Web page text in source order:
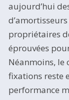
aujourd’hui
propriétaires
éprouvées
Néanmoins, le
fixations reste
performance